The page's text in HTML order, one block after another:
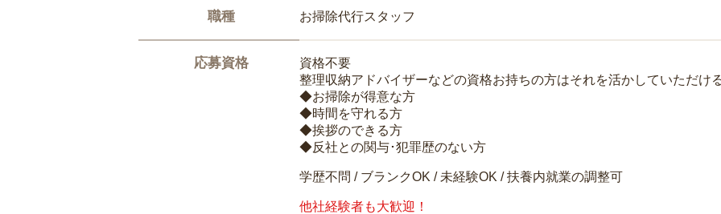
職種 お掃除代行スタッフ
応募資格
資格不要
整理収納アドバイザーなどの資格お持ちの方はそれを活かしていただけ
◆お掃除が得意な方
◆時間を守れる方
◆挨拶のできる方
◆反社との関与･犯罪歴のない方
学歴不問 / ブランクOK / 未経験OK / 扶養内就業の調整可
他社経験者も大歓迎！